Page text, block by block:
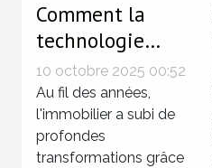
Comment la
technologie
révolutionne-t-
elle
l'investissement
immobilier ?
10 octobre 2025 00:52
Au fil des années,
l'immobilier a subi de
profondes
transformations grâce